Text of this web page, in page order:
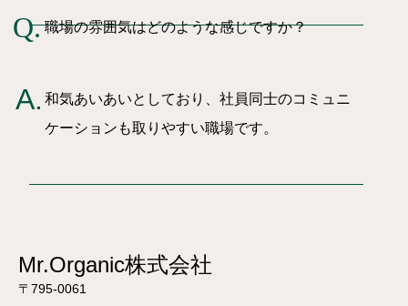
職場の雰囲気はどのような感じですか？
和気あいあいとしており、社員同士のコミュニ
ケーションも取りやすい職場です。
Mr.Organic株式会社
〒795-0061